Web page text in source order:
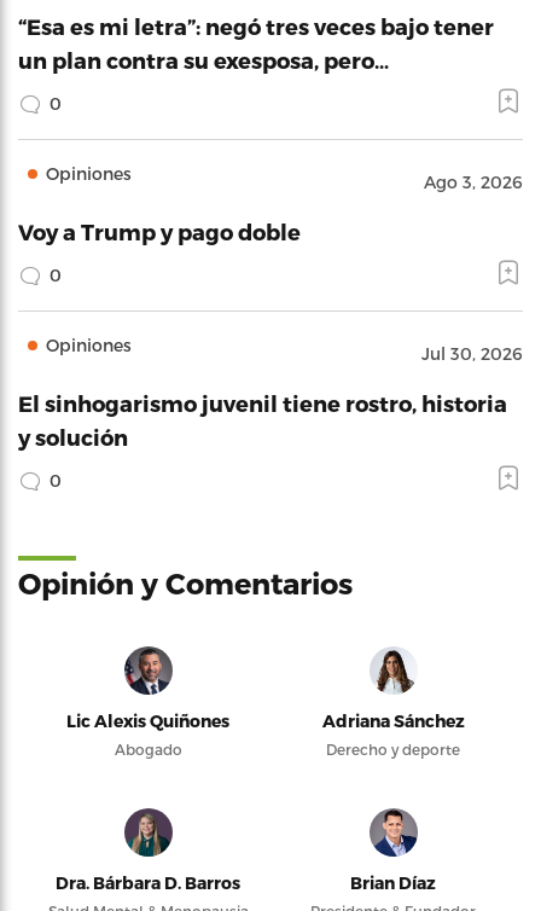
“Esa es mi letra”: negó tres veces bajo tener
un plan contra su exesposa, pero…
0
Opiniones Ago 3, 2026
Voy a Trump y pago doble
0
Opiniones Jul 30, 2026
El sinhogarismo juvenil tiene rostro, historia
y solución
0
Opinión y Comentarios
Lic Alexis Quiñones
Abogado
Adriana Sánchez
Derecho y deporte
Dra. Bárbara D. Barros Brian Díaz